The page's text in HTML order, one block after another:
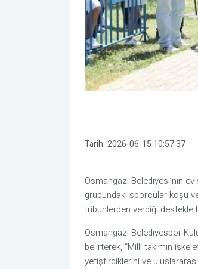
Tarih: 2026-06-15 10:57:37
Osmangazi Belediyesi’nin
grubundaki sporcular koşu
tribünlerden verdiği
Osmangazi Belediyespor
belirterek, “Milli takımın
yetiştirdiklerini ve